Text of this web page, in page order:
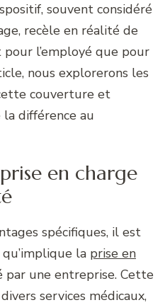
souvent considéré
recèle en réalité de
l’employé que pour
nous explorerons les
couverture et
différence au
en charge
spécifiques, il est
la prise en
par une entreprise. Cette
services médicaux,